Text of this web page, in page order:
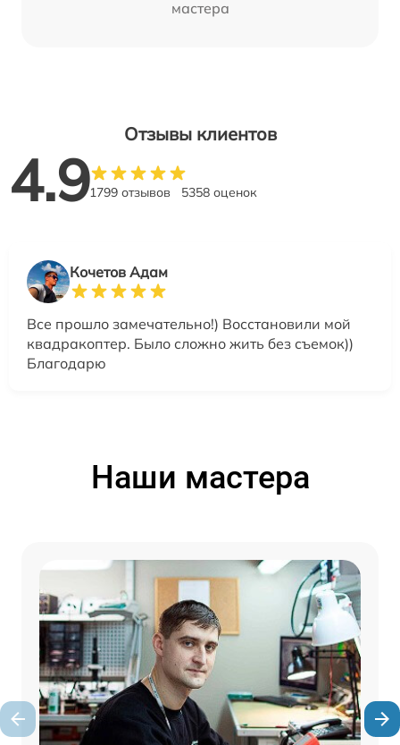
мастера
Отзывы клиентов
4.91799 отзывов 5358 оценок
Кочетов Адам
Все прошло замечательно!) Восстановили мой
квадракоптер. Было сложно жить без съемок))
Благодарю
Наши мастера